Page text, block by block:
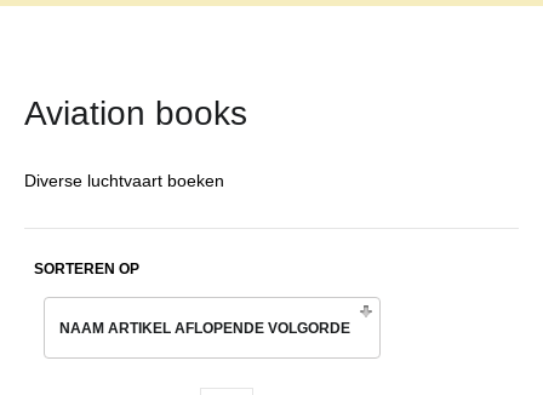
Aviation books
Diverse luchtvaart boeken
SORTEREN OP
NAAM ARTIKEL AFLOPENDE VOLGORDE